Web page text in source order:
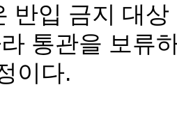
반입 금지 대상
통관을 보류
이다.